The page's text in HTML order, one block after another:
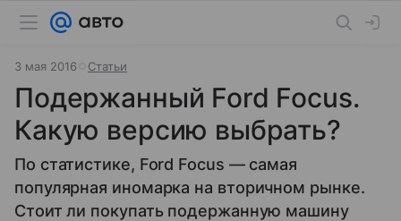
3 мая 2016 Статьи
Подержанный Ford Focus.
Какую версию выбрать?
По статистике, Ford Focus — самая
популярная иномарка на вторичном рынке.
Стоит ли покупать подержанную машину